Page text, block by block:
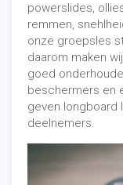
powerslides,
remmen,
onze groepsles
daarom maken
goed
beschermers en
geven longboard
deelnemers.